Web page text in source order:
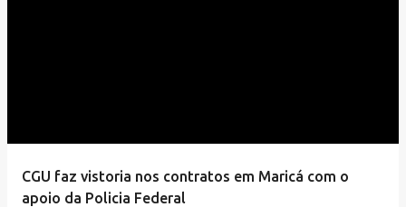
CGU faz vistoria nos contratos em Maricá com o
apoio da Policia Federal